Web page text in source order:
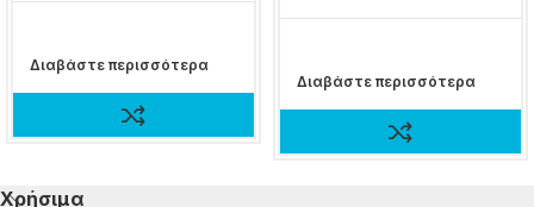
Διαβάστε περισσότερα
Διαβάστε περισσότερα
Χρήσιμα